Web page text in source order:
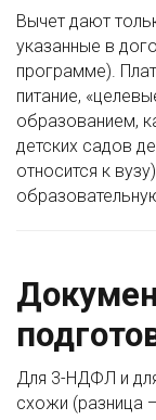
Вычет дают
указанные в
программе).
питание,
образованием,
детских садов
относится к
Для 3-НДФЛ и
схожи (разница